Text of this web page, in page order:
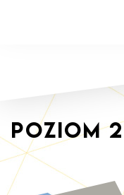
Poziom2